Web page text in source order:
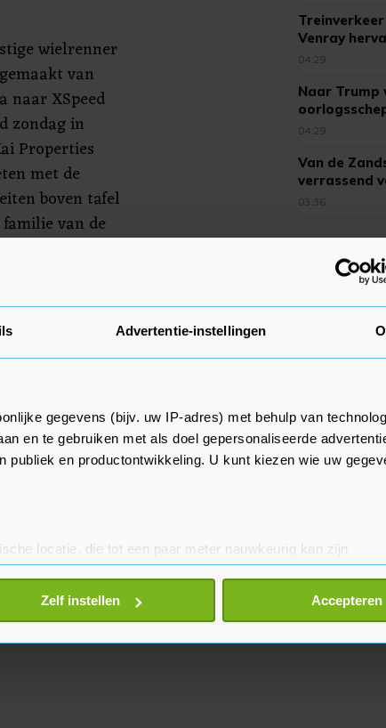
Advertentie-instellingen
gegevens (bijv. uw IP-adres) met behulp van
en te gebruiken met als doel gepersonaliseerde
publiek en productontwikkeling. U kunt kiezen wie uw
locatie, die tot een paar meter nauwkeurig kan zijn
te scannen op specifieke eigenschappen (fingerprinting)
verwerkt en stel uw voorkeuren in het
detailgedeelte
in de Cookieverklaring.
Zelf instellen Accepteren
wielrenner
van
naar XSpeed
zondag in
Properties
met de
boven tafel
van de
Ook de
vrienden
Venray
04:29
Naar Trump
verwacht
04:29
Van de
verrassend
03:36